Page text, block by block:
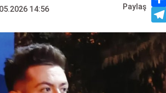
14:56 Paylaş